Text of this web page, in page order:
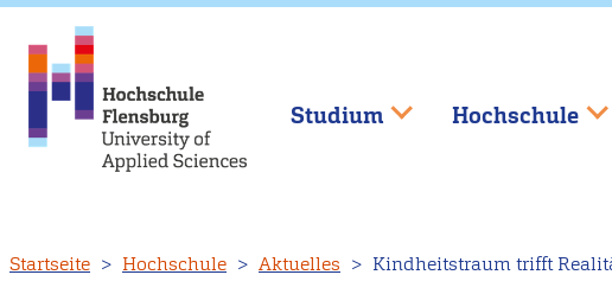
zum
Studium Hochschule
Startseite Hochschule Aktuelles Kindheitstraum trifft